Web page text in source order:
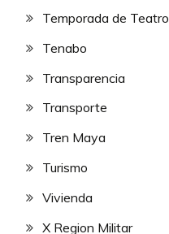
Temporada de Teatro
Tenabo
Transparencia
Transporte
Tren Maya
Turismo
Vivienda
X Region Militar